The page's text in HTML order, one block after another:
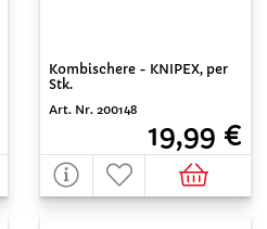
Kombischere - KNIPEX, per
Stk.
Art. Nr. 200148
19,99 €